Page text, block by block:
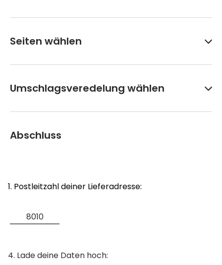
Seiten wählen
Umschlagsveredelung wählen
Abschluss
1. Postleitzahl deiner Lieferadresse:
4. Lade deine Daten hoch: